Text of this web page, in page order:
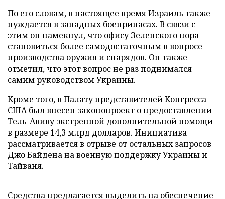
По его словам, в настоящее время Израиль также
нуждается в западных боеприпасах. В связи с
этим он намекнул, что офису Зеленского пора
становиться более самодостаточным в вопросе
производства оружия и снарядов. Он также
отметил, что этот вопрос не раз поднимался
самим руководством Украины.
Кроме того, в Палату представителей Конгресса
США былвнесен законопроект о предоставлении
Тель-Авиву экстренной дополнительной помощи
в размере 14,3 млрд долларов. Инициатива
рассматривается в отрыве от остальных запросов
Джо Байдена на военную поддержку Украины и
Тайваня.
Средства предлагается выделить на обеспечение